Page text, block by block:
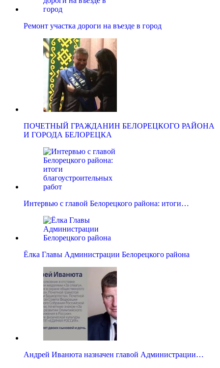
Ремонт участка дороги на въезде в город
ПОЧЕТНЫЙ ГРАЖДАНИН БЕЛОРЕЦКОГО РАЙОНА
И ГОРОДА БЕЛОРЕЦКА
Интервью с главой Белорецкого района: итоги…
Ёлка Главы Администрации Белорецкого района
Андрей Иванюта назначен главой Администрации…